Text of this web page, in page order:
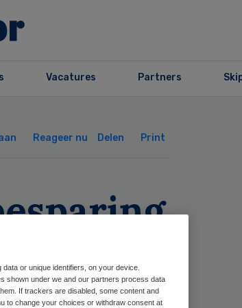
Vacatures Partners
Reageer nu Delen Print
terug in
or unique identifiers, on your device.
shown under we and our partners process data
If trackers are disabled, some content and
to change your choices or withdraw consent at